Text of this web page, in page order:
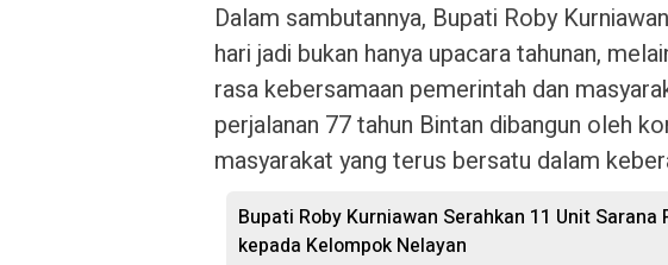
Dalam sambutannya, Bupati Roby
hari jadi bukan hanya upacara tahunan,
rasa kebersamaan pemerintah dan
perjalanan 77 tahun Bintan dibangun oleh
masyarakat yang terus bersatu dalam
Bupati Roby Kurniawan Serahkan 11 Unit Sarana
kepada Kelompok Nelayan